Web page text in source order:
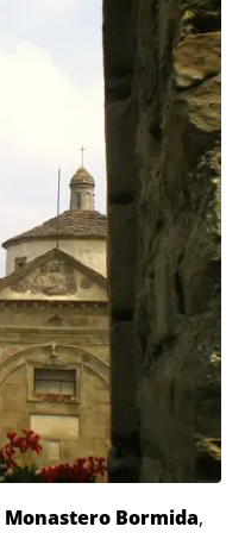
Monastero Bormida,